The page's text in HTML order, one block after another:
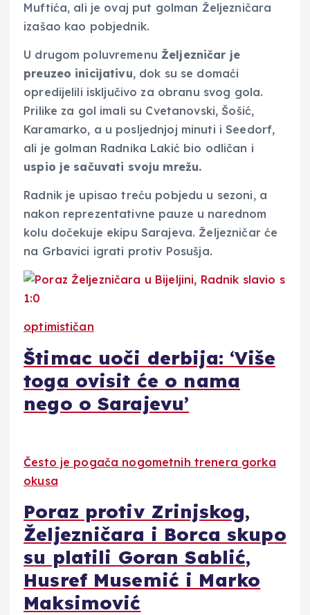
Muftića, ali je ovaj put golman Željezničara
izašao kao pobjednik.
U drugom poluvremenu Željezničar je
preuzeo inicijativu, dok su se domaći
opredijelili isključivo za obranu svog gola.
Prilike za gol imali su Cvetanovski, Šošić,
Karamarko, a u posljednjoj minuti i Seedorf,
ali je golman Radnika Lakić bio odličan i
uspio je sačuvati svoju mrežu.
Radnik je upisao treću pobjedu u sezoni, a
nakon reprezentativne pauze u narednom
kolu dočekuje ekipu Sarajeva. Željezničar će
na Grbavici igrati protiv Posušja.
optimističan
Štimac uoči derbija: ‘Više
toga ovisit će o nama
nego o Sarajevu’
Često je pogača nogometnih trenera gorka
okusa
Poraz protiv Zrinjskog,
Željezničara i Borca skupo
su platili Goran Sablić,
Husref Musemić i Marko
Maksimović